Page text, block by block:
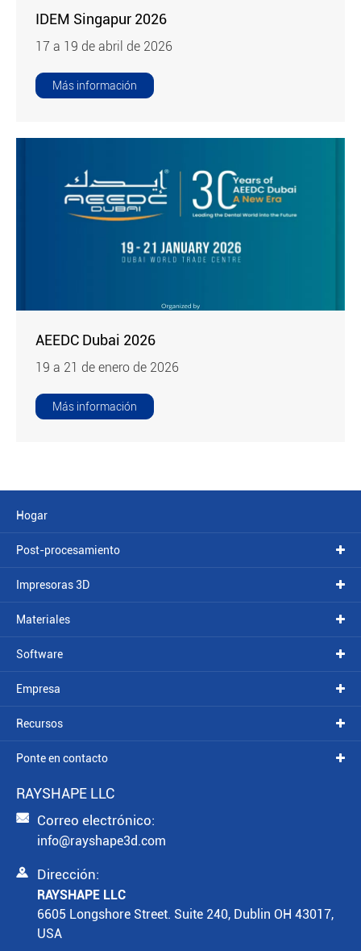
IDEM Singapur 2026
17 a 19 de abril de 2026
Más información
AEEDC Dubai 2026
19 a 21 de enero de 2026
Más información
Hogar
Post-procesamiento
Impresoras 3D
Materiales
Software
Empresa
Recursos
Ponte en contacto
RAYSHAPE LLC
 Correo electrónico:
info@rayshape3d.com
 Dirección:
RAYSHAPE LLC
6605 Longshore Street. Suite 240, Dublin OH 43017,
USA